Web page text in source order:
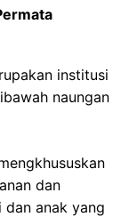
institusi
naungan
dan
dan anak yang